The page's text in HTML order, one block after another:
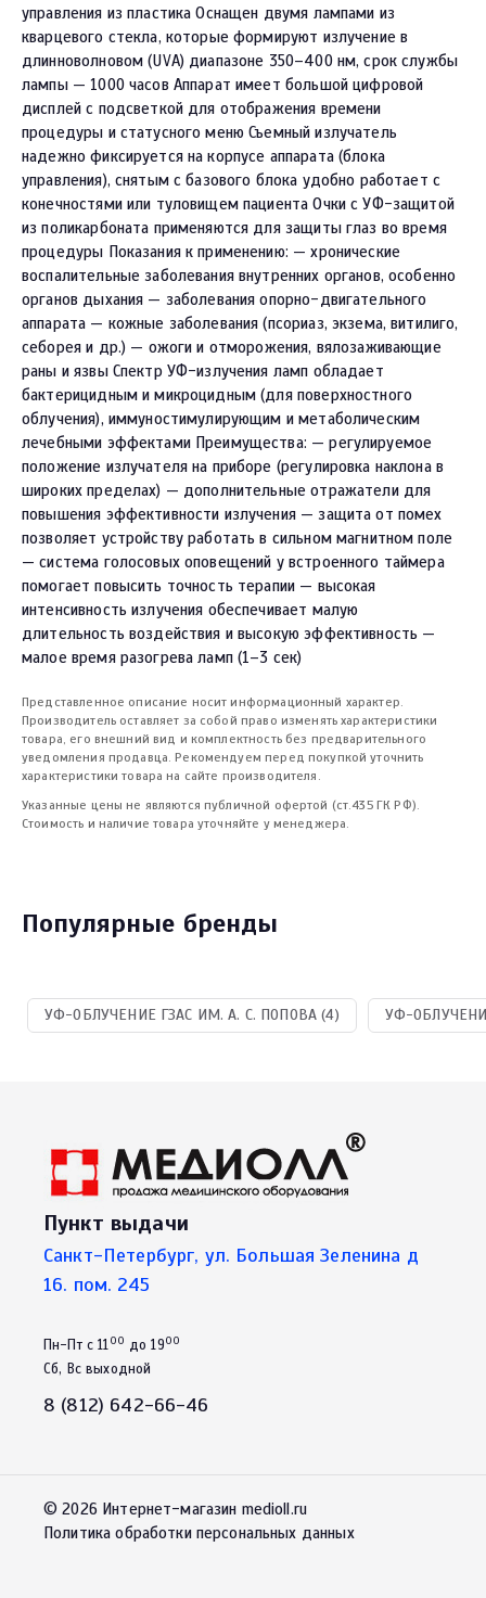
управления из пластика Оснащен двумя лампами из
кварцевого стекла, которые формируют излучение в
длинноволновом (UVА) диапазоне 350–400 нм, срок службы
лампы — 1000 часов Аппарат имеет большой цифровой
дисплей с подсветкой для отображения времени
процедуры и статусного меню Съемный излучатель
надежно фиксируется на корпусе аппарата (блока
управления), снятым с базового блока удобно работает с
конечностями или туловищем пациента Очки с УФ-защитой
из поликарбоната применяются для защиты глаз во время
процедуры Показания к применению: — хронические
воспалительные заболевания внутренних органов, особенно
органов дыхания — заболевания опорно-двигательного
аппарата — кожные заболевания (псориаз, экзема, витилиго,
себорея и др.) — ожоги и отморожения, вялозаживающие
раны и язвы Спектр УФ-излучения ламп обладает
бактерицидным и микроцидным (для поверхностного
облучения), иммуностимулирующим и метаболическим
лечебными эффектами Преимущества: — регулируемое
положение излучателя на приборе (регулировка наклона в
широких пределах) — дополнительные отражатели для
повышения эффективности излучения — защита от помех
позволяет устройству работать в сильном магнитном поле
— система голосовых оповещений у встроенного таймера
помогает повысить точность терапии — высокая
интенсивность излучения обеспечивает малую
длительность воздействия и высокую эффективность —
малое время разогрева ламп (1–3 сек)
Представленное описание носит информационный характер.
Производитель оставляет за собой право изменять характеристики
товара, его внешний вид и комплектность без предварительного
уведомления продавца. Рекомендуем перед покупкой уточнить
характеристики товара на сайте производителя.
Указанные цены не являются публичной офертой (ст.435 ГК РФ).
Стоимость и наличие товара уточняйте у менеджера.
Популярные бренды
УФ-ОБЛУЧЕНИЕ ГЗАС ИМ. А. С. ПОПОВА (4) УФ-
Пункт выдачи
Санкт-Петербург, ул. Большая Зеленина д
16. пом. 245
Пн-Пт с 1100 до 1900
Сб, Вс выходной
8 (812) 642-66-46
© 2026 Интернет-магазин medioll.ru
Политика обработки персональных данных